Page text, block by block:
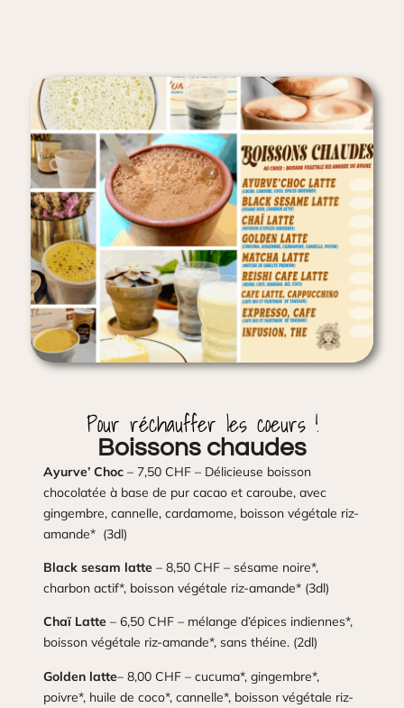
Pour réchauffer les coeurs !
Boissons chaudes
Ayurve’ Choc – 7,50 CHF – Délicieuse boisson
chocolatée à base de pur cacao et caroube, avec
gingembre, cannelle, cardamome, boisson végétale riz-
amande* (3dl)
Black sesam latte – 8,50 CHF – sésame noire*,
charbon actif*, boisson végétale riz-amande* (3dl)
Chaï Latte – 6,50 CHF – mélange d’épices indiennes*,
boisson végétale riz-amande*, sans théine. (2dl)
Golden latte– 8,00 CHF – cucuma*, gingembre*,
poivre*, huile de coco*, cannelle*, boisson végétale riz-